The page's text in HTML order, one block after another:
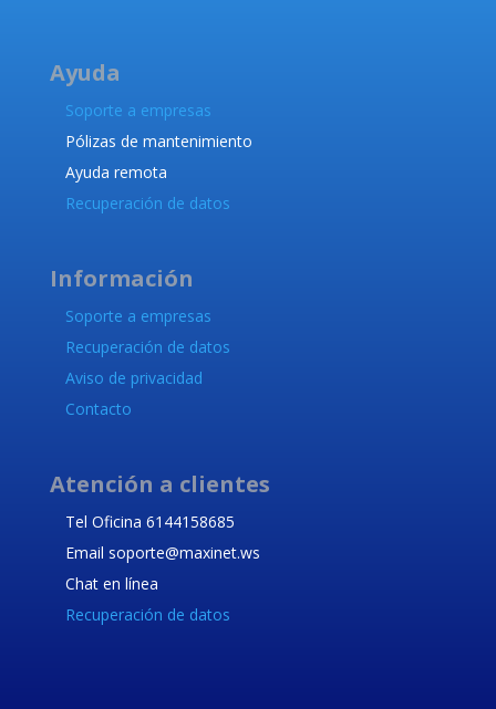
Ayuda
Soporte a empresas
Pólizas de mantenimiento
Ayuda remota
Recuperación de datos
Información
Soporte a empresas
Recuperación de datos
Aviso de privacidad
Contacto
Atención a clientes
Tel Oficina 6144158685
Email soporte@maxinet.ws
Chat en línea
Recuperación de datos